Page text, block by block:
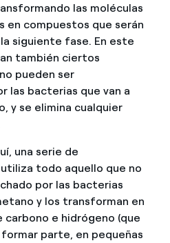
las moléculas
en compuestos que serán
siguiente fase. En este
también ciertos
pueden ser
las bacterias que van a
y se elimina cualquier
una serie de
todo aquello que no
por las bacterias
y los transforman en
carbono e hidrógeno (que
parte, en pequeñas